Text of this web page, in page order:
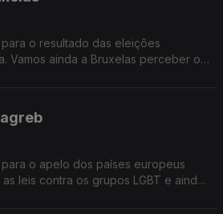
o resultado das eleições
Vamos ainda a Bruxelas perceber os
o apelo dos países europeus
leis contra os grupos LGBT e ainda